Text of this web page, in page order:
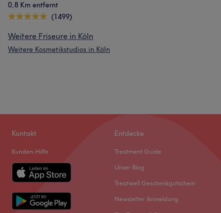
0,8 Km entfernt
(1499)
Weitere Friseure in Köln
Weitere Kosmetikstudios in Köln
Kontakt
Kunden-Hilfe
Entdecke
Treatment Guide
Unser Blog
Treatwell Geschenkgutschein
Newsletter Anmeldung